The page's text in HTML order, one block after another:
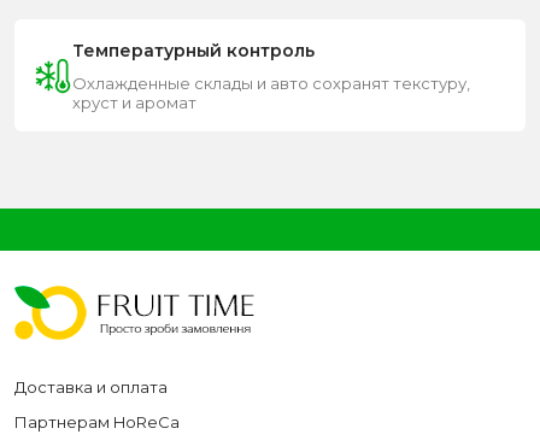
Температурный контроль
Охлажденные склады и авто сохранят текстуру,
хруст и аромат
Доставка и оплата
Партнерам HoReCa